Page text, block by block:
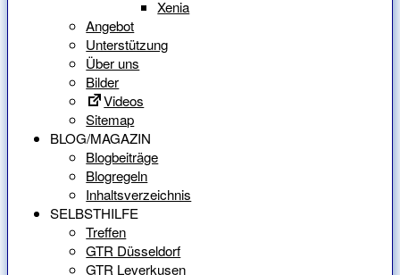
Xenia
Angebot
Unterstützung
Über uns
Bilder
Videos
Sitemap
BLOG/MAGAZIN
Blogbeiträge
Blogregeln
Inhaltsverzeichnis
SELBSTHILFE
Treffen
GTR Düsseldorf
GTR Leverkusen